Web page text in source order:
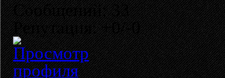
Сообщений: 33
Репутация: +0/-0